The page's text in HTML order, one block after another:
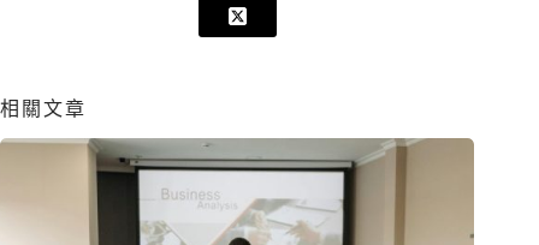
相關文章